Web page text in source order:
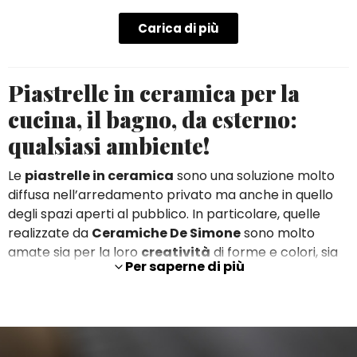
Carica di più
Piastrelle in ceramica per la
cucina, il bagno, da esterno:
qualsiasi ambiente!
Le piastrelle in ceramica sono una soluzione molto
diffusa nell’arredamento privato ma anche in quello
degli spazi aperti al pubblico. In particolare, quelle
realizzate da Ceramiche De Simonesono molto
amate sia per la loro creatività di forme e colori, sia
per la loro praticità, visto che sono facilissime da
tutte uniche come vere e proprie opere d'arte.
Per saperne di più